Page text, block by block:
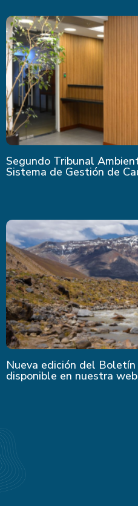
Segundo Tribunal
Sistema de Gestión de
Nueva edición del
disponible en nuestra web